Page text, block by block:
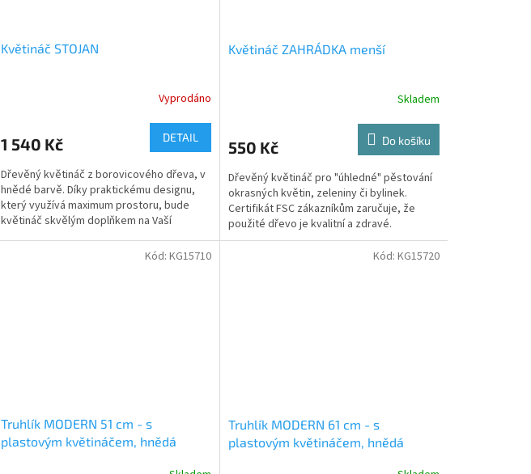
Květináč STOJAN
Vyprodáno
1 540 Kč DETAIL
Dřevěný květináč z borovicového dřeva, v
hnědé barvě. Díky praktickému designu,
který využívá maximum prostoru, bude
květináč skvělým doplňkem na Vaší
Květináč ZAHRÁDKA menší
Skladem
550 Kč Do košíku
Dřevěný květináč pro "úhledné" pěstování
okrasných květin, zeleniny či bylinek.
Certifikát FSC zákazníkům zaručuje, že
použité dřevo je kvalitní a zdravé.
Truhlík MODERN 51 cm - s
plastovým květináčem, hnědá
Kód: KG15710
Truhlík MODERN 61 cm - s
plastovým květináčem, hnědá
Kód: KG15720